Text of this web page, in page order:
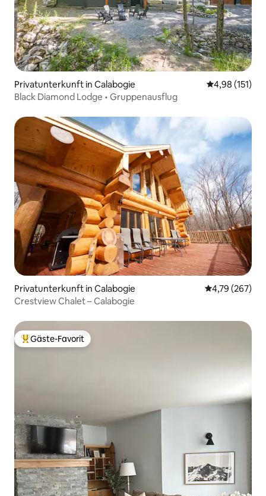
Privatunterkunft in Calabogie
4,98 (151)
Black Diamond Lodge • Gruppenausflug
Privatunterkunft in Calabogie
4,79 (267)
Crestview Chalet – Calabogie
Beliebter Gäste-Favorit.
Gäste-Favorit